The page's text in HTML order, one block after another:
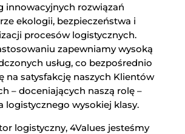
innowacyjnych rozwiązań
ekologii, bezpieczeństwa i
procesów logistycznych.
zapewniamy wysoką
usług, co bezpośrednio
na satysfakcję naszych Klientów
– doceniających naszą rolę –
logistycznego wysokiej klasy.
logistyczny, 4Values jesteśmy